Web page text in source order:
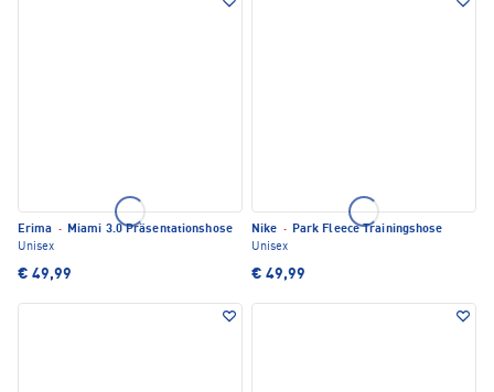
Erima · Miami 3.0 Präsentationshose
Unisex
€ 49,99
Nike · Park Fleece Trainingshose
Unisex
€ 49,99